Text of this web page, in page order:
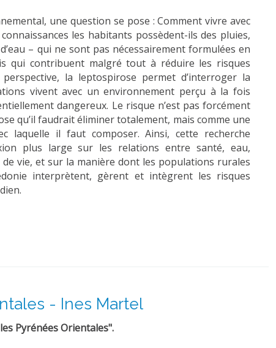
une question se pose : Comment vivre avec
les habitants possèdent-ils des pluies,
– qui ne sont pas nécessairement formulées en
qui contribuent malgré tout à réduire les risques
perspective, la leptospirose permet d’interroger la
vivent avec un environnement perçu à la fois
dangereux. Le risque n’est pas forcément
qu’il faudrait éliminer totalement, mais comme une
laquelle il faut composer. Ainsi, cette recherche
plus large sur les relations entre santé, eau,
vie, et sur la manière dont les populations rurales
interprètent, gèrent et intègrent les risques
- Ines Martel
Pyrénées Orientales".